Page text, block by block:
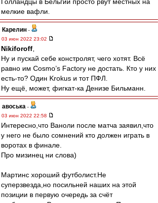
мелкие вафли.
Карелин -
03 июн 2022 23:02
Nikiforoff
Ну и пускай себе констролят, чего хотят. Всё
равно им Cosmo’s Factory не достать. Кто у них
есть-то? Один Krokus и тот ПФЛ.
Ну ещё, может, фигкат-ка Денизе Бильманн.
авоська -
03 июн 2022 22:58
Интересно,что Ваноли после матча заявил,что
у него не было сомнений кто должен играть в
воротах в финале.
Про мизинец ни слова)
Мартинс хороший футболист.Не
суперзвезда,но посильней наших на этой
позиции в первую очередь за счёт